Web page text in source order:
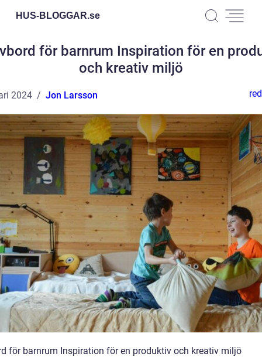
HUS-BLOGGAR.se
för barnrum Inspiration för en
och kreativ miljö
2024 Jon Larsson
för barnrum Inspiration för en produktiv och kreativ miljö